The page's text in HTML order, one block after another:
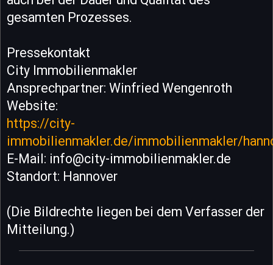
gesamten Prozesses.
Pressekontakt
City Immobilienmakler
Ansprechpartner: Winfried Wengenroth
Website:
https://city-
immobilienmakler.de/immobilienmakler/
E-Mail: info@city-immobilienmakler.de
Standort: Hannover
(Die Bildrechte liegen bei dem Verfasser der
Mitteilung.)